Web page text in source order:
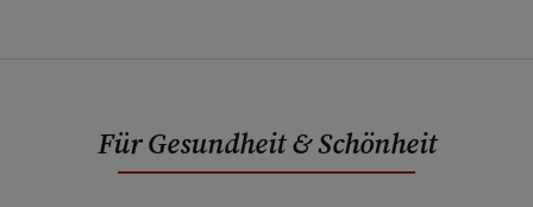
Für Gesundheit & Schönheit